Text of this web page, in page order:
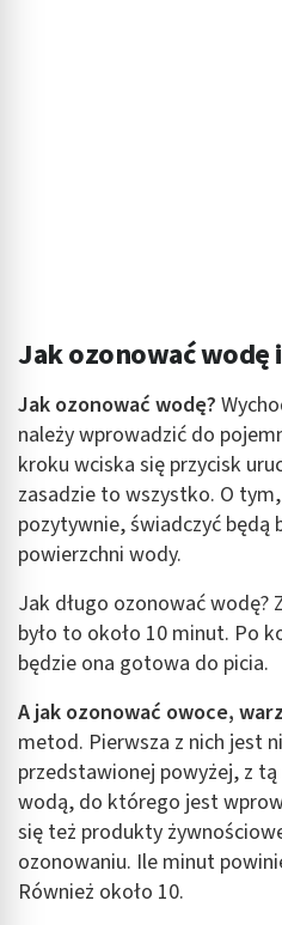
Jak ozonować wodę
Jak ozonować wodę?
należy wprowadzić do
kroku wciska się przycisk
zasadzie to wszystko. O
pozytywnie, świadczyć będą
powierzchni wody.
Jak długo ozonować wodę?
było to około 10 minut. Po
będzie ona gotowa do picia.
A jak ozonować owoce,
metod. Pierwsza z nich jest
przedstawionej powyżej, z
wodą, do którego jest
się też produkty
ozonowaniu. Ile minut
Również około 10.